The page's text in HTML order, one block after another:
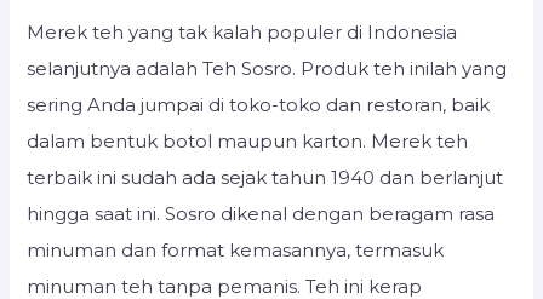
Merek teh yang tak kalah populer di Indonesia
selanjutnya adalah Teh Sosro. Produk teh inilah yang
sering Anda jumpai di toko-toko dan restoran, baik
dalam bentuk botol maupun karton. Merek teh
terbaik ini sudah ada sejak tahun 1940 dan berlanjut
hingga saat ini. Sosro dikenal dengan beragam rasa
minuman dan format kemasannya, termasuk
minuman teh tanpa pemanis. Teh ini kerap